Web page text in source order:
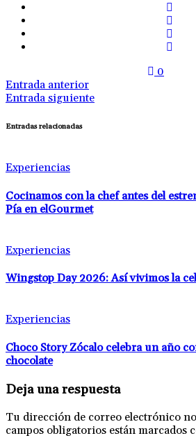
0
Entrada anterior
Entrada siguiente
Entradas relacionadas
Experiencias
Cocinamos con la chef antes del
Pía en elGourmet
Experiencias
Wingstop Day 2026: Así vivimos la
Experiencias
Choco Story Zócalo celebra un año
chocolate
Deja una respuesta
Tu dirección de correo electrónico
campos obligatorios están marcados